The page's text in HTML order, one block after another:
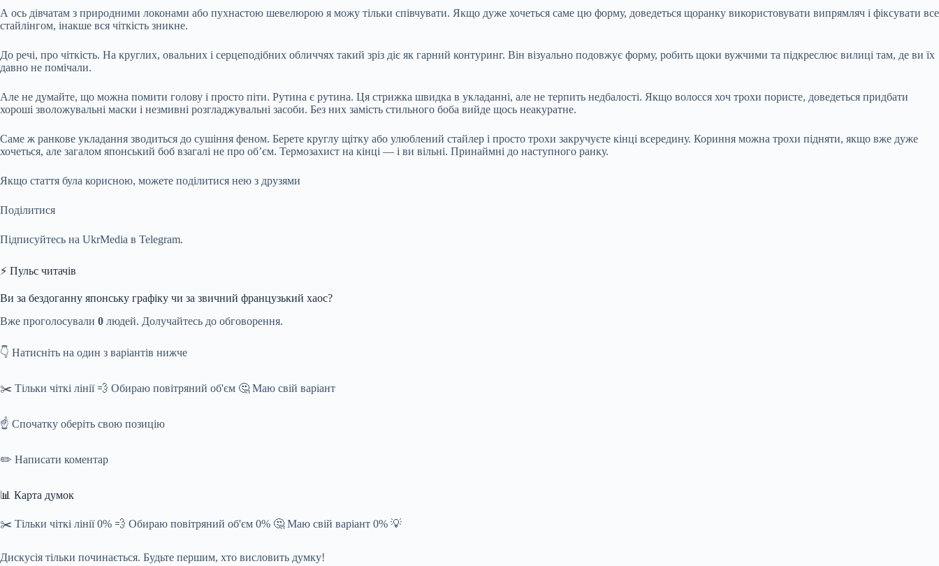
А ось дівчатам з природними локонами або пухнастою шевелюрою я можу тільки співчувати. Якщо дуже хочеться саме цю форму, доведеться щоранку використовувати випрямляч і фіксувати все
стайлінгом, інакше вся чіткість зникне.
До речі, про чіткість. На круглих, овальних і серцеподібних обличчях такий зріз діє як гарний контуринг. Він візуально подовжує форму, робить щоки вужчими та підкреслює вилиці там, де ви їх
давно не помічали.
Але не думайте, що можна помити голову і просто піти. Рутина є рутина. Ця стрижка швидка в укладанні, але не терпить недбалості. Якщо волосся хоч трохи пористе, доведеться придбати
хороші зволожувальні маски і незмивні розгладжувальні засоби. Без них замість стильного боба вийде щось неакуратне.
Саме ж ранкове укладання зводиться до сушіння феном. Берете круглу щітку або улюблений стайлер і просто трохи закручуєте кінці всередину. Кориння можна трохи підняти, якщо вже дуже
хочеться, але загалом японський боб взагалі не про об’єм. Термозахист на кінці — і ви вільні. Принаймні до наступного ранку.
Якщо стаття була корисною, можете поділитися нею з друзями
Поділитися
Підписуйтесь на UkrMedia в Telegram.
⚡ Пульс читачів
Ви за бездоганну японську графіку чи за звичний французький хаос?
Вже проголосували 0 людей. Долучайтесь до обговорення.
👇 Натисніть на один з варіантів нижче
✂️ Тільки чіткі лінії 💨 Обираю повітряний об'єм 🤔 Маю свій варіант
☝️ Спочатку оберіть свою позицію
✏️ Написати коментар
📊 Карта думок
✂️ Тільки чіткі лінії 0% 💨 Обираю повітряний об'єм 0% 🤔 Маю свій варіант 0% 💡
Дискусія тільки починається. Будьте першим, хто висловить думку!